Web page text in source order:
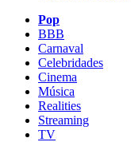
Pop
BBB
Carnaval
Celebridades
Cinema
Música
Realities
Streaming
TV